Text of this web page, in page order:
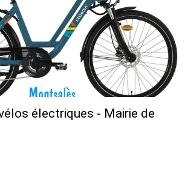
électriques - Mairie de